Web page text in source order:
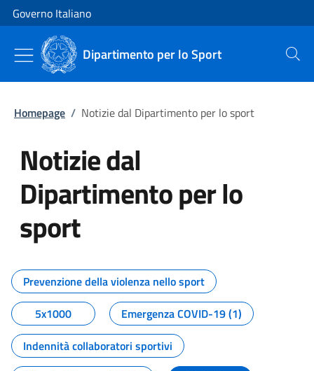
Vai al contenuto
Vai alla navigazione del sito
Governo Italiano
Dipartimento per lo Sport Cerca
Homepage / Notizie dal Dipartimento per lo sport
Notizie dal
Dipartimento per lo
sport
Tutti i contenuti della pagina
Prevenzione della violenza nello sport
5x1000
Emergenza COVID-19 (1)
Indennità collaboratori sportivi